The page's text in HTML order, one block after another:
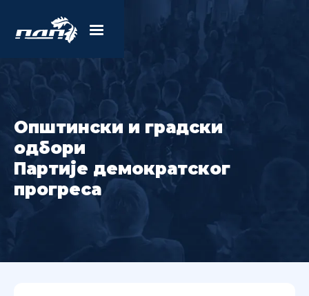
Општински и градски
одбори
Партије демократског
прогреса